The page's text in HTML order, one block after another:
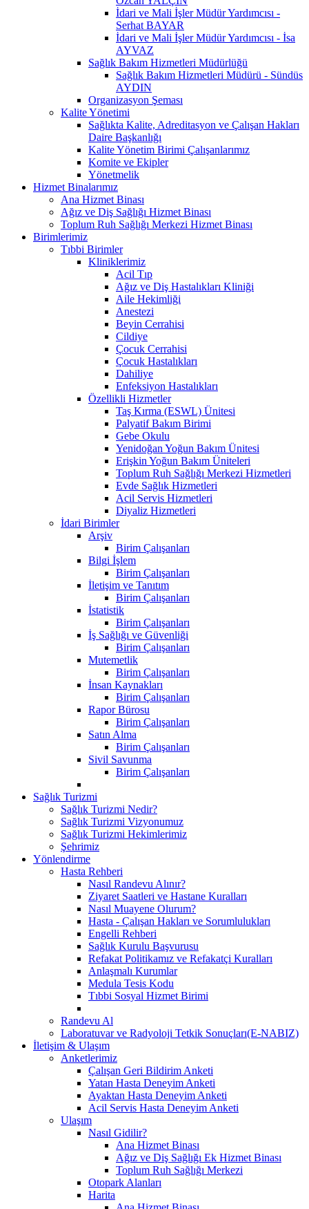
İdari ve Mali İşler Müdür Yardımcısı -
Serhat BAYAR
İdari ve Mali İşler Müdür Yardımcısı - İsa
AYVAZ
Sağlık Bakım Hizmetleri Müdürlüğü
Sağlık Bakım Hizmetleri Müdürü - Sündüs
AYDIN
Organizasyon Şeması
Kalite Yönetimi
Sağlıkta Kalite, Adreditasyon ve Çalışan Hakları
Daire Başkanlığı
Kalite Yönetim Birimi Çalışanlarımız
Komite ve Ekipler
Yönetmelik
Hizmet Binalarımız
Ana Hizmet Binası
Ağız ve Diş Sağlığı Hizmet Binası
Toplum Ruh Sağlığı Merkezi Hizmet Binası
Birimlerimiz
Tıbbi Birimler
Kliniklerimiz
Acil Tıp
Ağız ve Diş Hastalıkları Kliniği
Aile Hekimliği
Anestezi
Beyin Cerrahisi
Cildiye
Çocuk Cerrahisi
Çocuk Hastalıkları
Dahiliye
Enfeksiyon Hastalıkları
Özellikli Hizmetler
Taş Kırma (ESWL) Ünitesi
Palyatif Bakım Birimi
Gebe Okulu
Yenidoğan Yoğun Bakım Ünitesi
Erişkin Yoğun Bakım Üniteleri
Toplum Ruh Sağlığı Merkezi Hizmetleri
Evde Sağlık Hizmetleri
Acil Servis Hizmetleri
Diyaliz Hizmetleri
İdari Birimler
Arşiv
Birim Çalışanları
Bilgi İşlem
Birim Çalışanları
İletişim ve Tanıtım
Birim Çalışanları
İstatistik
Birim Çalışanları
İş Sağlığı ve Güvenliği
Birim Çalışanları
Mutemetlik
Birim Çalışanları
İnsan Kaynakları
Birim Çalışanları
Rapor Bürosu
Birim Çalışanları
Satın Alma
Birim Çalışanları
Sivil Savunma
Birim Çalışanları
Sağlık Turizmi
Sağlık Turizmi Nedir?
Sağlık Turizmi Vizyonumuz
Sağlık Turizmi Hekimlerimiz
Şehrimiz
Yönlendirme
Hasta Rehberi
Nasıl Randevu Alınır?
Ziyaret Saatleri ve Hastane Kuralları
Nasıl Muayene Olurum?
Hasta - Çalışan Hakları ve Sorumlulukları
Engelli Rehberi
Sağlık Kurulu Başvurusu
Refakat Politikamız ve Refakatçi Kuralları
Anlaşmalı Kurumlar
Medula Tesis Kodu
Tıbbi Sosyal Hizmet Birimi
Randevu Al
Laboratuvar ve Radyoloji Tetkik Sonuçları(E-NABIZ)
İletişim & Ulaşım
Anketlerimiz
Çalışan Geri Bildirim Anketi
Yatan Hasta Deneyim Anketi
Ayaktan Hasta Deneyim Anketi
Acil Servis Hasta Deneyim Anketi
Ulaşım
Nasıl Gidilir?
Ana Hizmet Binası
Ağız ve Diş Sağlığı Ek Hizmet Binası
Toplum Ruh Sağlığı Merkezi
Otopark Alanları
Harita